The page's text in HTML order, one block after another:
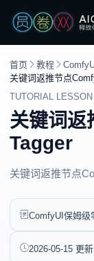
首页 教程
关键词返推节点
TUTORIAL LESSON
关键词返
Tagger
关键词返推节点
ComfyUI保姆级
2026-05-15 更新